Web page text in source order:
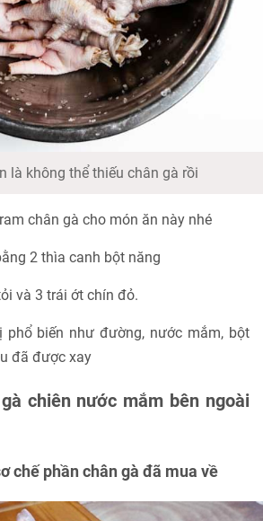
là không thể thiếu chân gà rồi
chân gà cho món ăn này nhé
2 thìa canh bột năng
và 3 trái ớt chín đỏ.
biến như đường, nước mắm, bột
đã được xay
chiên nước mắm bên ngoài
chế phần chân gà đã mua về